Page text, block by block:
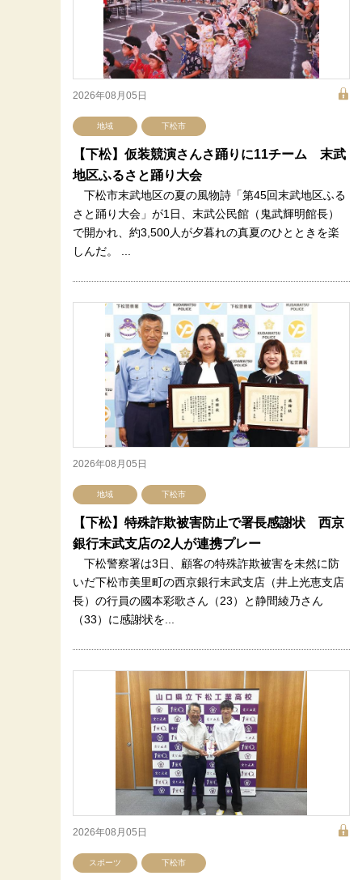
2026年08月05日
地域 下松市
【下松】仮装競演さんさ踊りに11チーム 末武
地区ふるさと踊り大会
下松市末武地区の夏の風物詩「第45回末武地区ふる
さと踊り大会」が1日、末武公民館（鬼武輝明館長）
で開かれ、約3,500人が夕暮れの真夏のひとときを楽
しんだ。 ...
2026年08月05日
地域 下松市
【下松】特殊詐欺被害防止で署長感謝状 西京
銀行末武支店の2人が連携プレー
下松警察署は3日、顧客の特殊詐欺被害を未然に防
いだ下松市美里町の西京銀行末武支店（井上光恵支店
長）の行員の國本彩歌さん（23）と静間綾乃さん
（33）に感謝状を...
2026年08月05日
スポーツ 下松市